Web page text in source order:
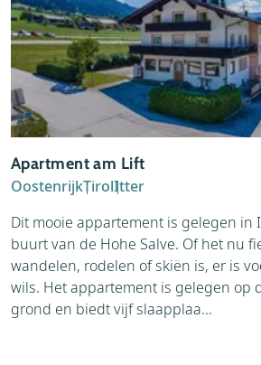
Apartment am Lift
OostenrijkTirolItter
Dit mooie appartement is gelegen in
buurt van de Hohe Salve. Of het nu
wandelen, rodelen of skiën is, er is
wils. Het appartement is gelegen op
grond en biedt vijf slaapplaa...